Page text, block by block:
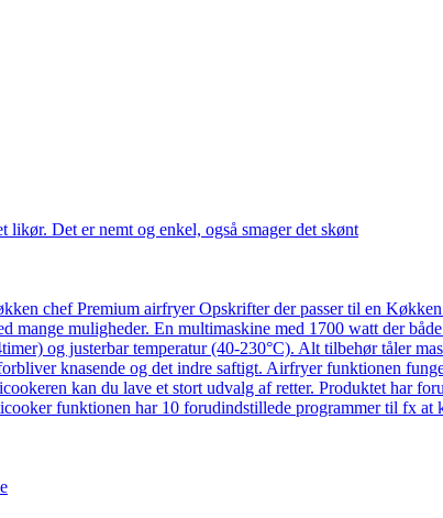
likør. Det er nemt og enkel, også smager det skønt
chef Premium airfryer Opskrifter der passer til en
mange muligheder. En multimaskine med 1700 watt der
og justerbar temperatur (40-230°C). Alt tilbehør tåler
knasende og det indre saftigt. Airfryer funktionen
kan du lave et stort udvalg af retter. Produktet har
funktionen har 10 forudindstillede programmer til fx at